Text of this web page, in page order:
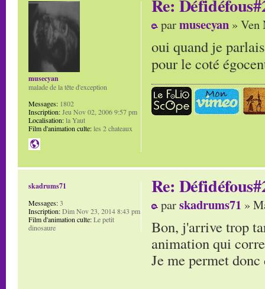
Re:
parmusecyan » Ven
oui quand je
pour le coté
musecyan
malade de la tête d'exception
Messages: 1802
Inscription:Jeu Nov 02, 2006 9:57 pm
Localisation:la Yaut
Film d'animation culte:les 2 chateaux
Re:
parskadrums71 »
Bon, j'arrive trop
animation qui
Je me permet
skadrums71
Messages:3
Inscription:Dim Nov 23, 2014 8:43 pm
Film d'animation culte:Le petit
dinosaure